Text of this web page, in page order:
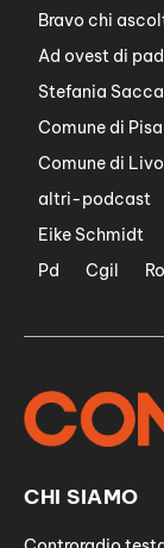
Bravo chi
Ad ovest di
Stefania
Comune di Pisa
Comune di
altri-podcast
Eike Schmidt
Pd
Cgil
CHI SIAMO